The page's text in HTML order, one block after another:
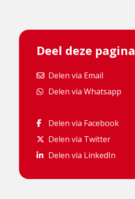
Deel deze pagina
Delen via Email
Delen via Email
Delen via Whatsapp
Delen via Whatsapp
Delen via Facebook
Delen via Facebook
Delen via Twitter
Delen via Twitter
Delen via LinkedIn
Delen via LinkedIn